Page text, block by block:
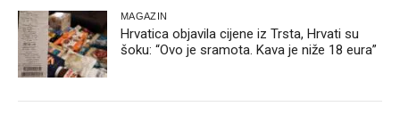
MAGAZIN
Hrvatica objavila cijene iz Trsta, Hrvati su
šoku: “Ovo je sramota. Kava je niže 18 eura”